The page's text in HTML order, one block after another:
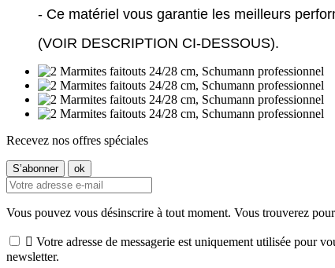
- Ce matériel vous garantie les meilleurs
(VOIR DESCRIPTION CI-DESSOUS).
Recevez nos offres spéciales
Vous pouvez vous désinscrire à tout moment. Vous trouverez
 Votre adresse de messagerie est uniquement utilisée pour
newsletter.